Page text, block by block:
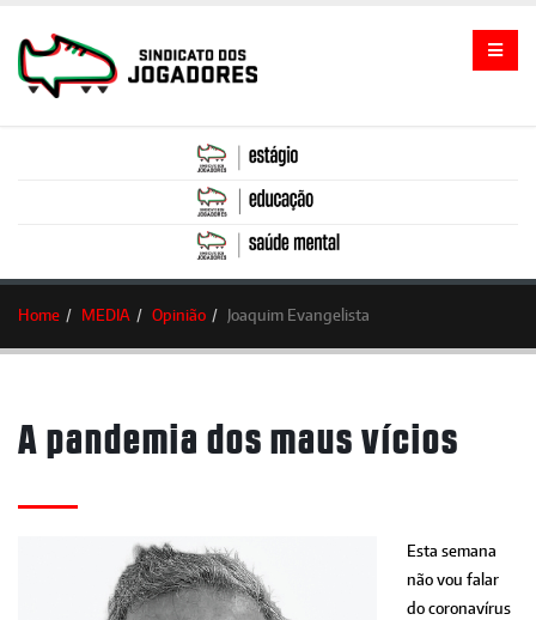
Home MEDIA Opinião Joaquim Evangelista
A pandemia dos maus vícios
Esta semana
não vou falar
do coronavírus